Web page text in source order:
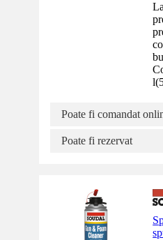
l(
Poate fi comandat
Poate fi rezervat